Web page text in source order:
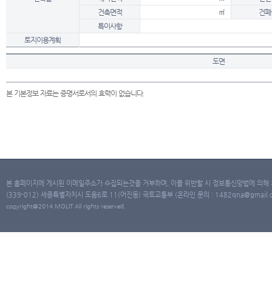
건축면적
㎡
건
특이사항
토지이용계획
도면
본 기본정보 자료는 증명서로서의 효력이 없습니다.
본 홈페이지에 게시된 이메일주소가 수집되는것을 거부하며, 이를 위반할 시 정보통신망법에 의
(339-012) 세종특별자치시 도움6로 11(어진동) 국토교통부 (온라인 문의 :
copyright@2014 MOLIT All rights reserved.